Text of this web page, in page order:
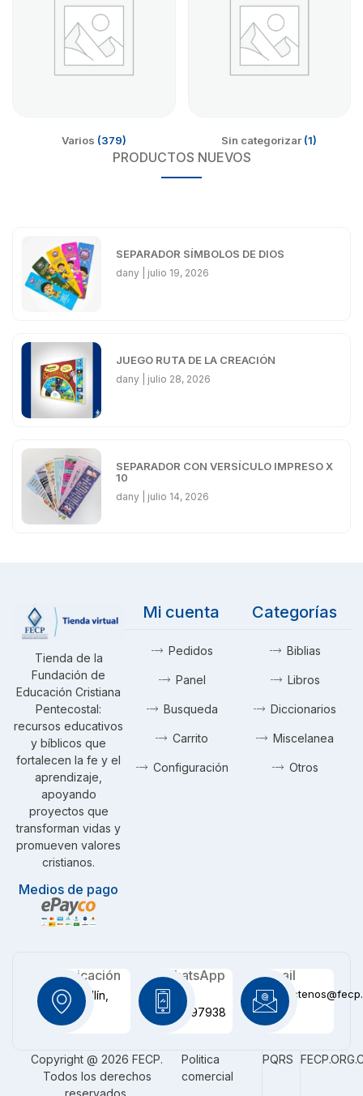
Varios (379) Sin categorizar (1)
PRODUCTOS NUEVOS
SEPARADOR SÍMBOLOS DE DIOS
dany julio 19, 2026
JUEGO RUTA DE LA CREACIÓN
dany julio 28, 2026
SEPARADOR CON VERSÍCULO IMPRESO X
10
dany julio 14, 2026
Tienda de la
Fundación de
Educación Cristiana
Pentecostal:
recursos educativos
y bíblicos que
fortalecen la fe y el
aprendizaje,
apoyando
proyectos que
transforman vidas y
promueven valores
cristianos.
Medios de pago
Mi cuenta
Pedidos
Panel
Busqueda
Carrito
Configuración
Categorías
Biblias
Libros
Diccionarios
Miscelanea
Otros
Ubicación
Medellín,
CO
WhatsApp
+57
3116097938
Email
Copyright @ 2026 FECP.
Todos los derechos
reservados.
Politica
comercial
PQRS